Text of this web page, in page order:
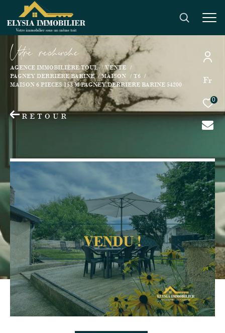
Fr
0
Vore recece
AGENCE IMMOBILIÈRE TOUL
VENTE
PAGNEY DERRIERE BARINE
MAISON
T6
MAISON 6 PIECES 153 M PAGNEY DERRIERE BARINE 54200
RETOUR